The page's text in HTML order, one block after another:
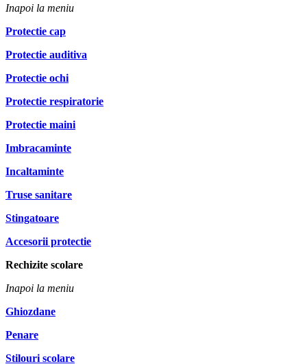
Inapoi la meniu
Protectie cap
Protectie auditiva
Protectie ochi
Protectie respiratorie
Protectie maini
Imbracaminte
Incaltaminte
Truse sanitare
Stingatoare
Accesorii protectie
Rechizite scolare
Inapoi la meniu
Ghiozdane
Penare
Stilouri scolare